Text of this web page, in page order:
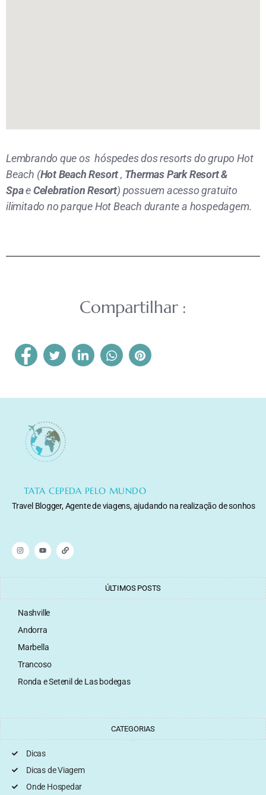
Lembrando que os hóspedes dos resorts do grupo Hot
Beach (Hot Beach Resort, Thermas Park Resort &
SpaeCelebration Resort) possuem acesso gratuito
ilimitado no parque Hot Beach durante a hospedagem.
Compartilhar :
TATA CEPEDA PELO MUNDO
Travel Blogger, Agente de viagens, ajudando na realização de sonhos
ÚLTIMOS POSTS
Nashville
Andorra
Marbella
Trancoso
Ronda e Setenil de Las bodegas
CATEGORIAS
Dicas
Dicas de Viagem
Onde Hospedar